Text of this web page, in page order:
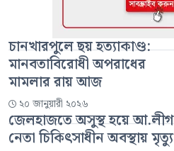
চানখারপুলে ছয় হত্যাকাণ্ড:
মানবতাবিরোধী অপরাধের
মামলার রায় আজ
২০ জানুয়ারী ২০২৬
জেলহাজতে অসুস্থ হয়ে আ.লীগ
নেতা চিকিৎসাধীন অবস্থায় মৃত্যু